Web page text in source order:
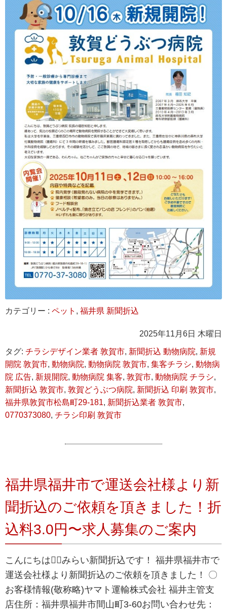
カテゴリー : ペット , 福井県 新聞折込
2025年11月6日 木曜日
タグ: チラシデザイン業者 敦賀市, 新聞折込 動物病院, 新規
開院 敦賀市, 動物病院, 動物病院 敦賀市, 集客チラシ, 動物病
院 広告, 新規開院, 動物病院 集客, 敦賀市, 動物病院 チラシ,
新聞折込 敦賀市, 敦賀どうぶつ病院, 新聞折込 印刷 敦賀市,
福井県敦賀市松島町29-181, 新聞折込業者 敦賀市,
0770373080, チラシ印刷 敦賀市
福井県福井市で運送会社様より新
聞折込のご依頼を頂きました！折
込料3.0円〜求人募集のご案内
こんにちは💁‍♀️みらい新聞折込です！ 福井県福井市で
運送会社様より新聞折込のご依頼を頂きました！ 〇
お客様情報(敬称略)ヤマト運輸株式会社 福井主管支
店住所：福井県福井市間山町3-60お問い合わせ先：